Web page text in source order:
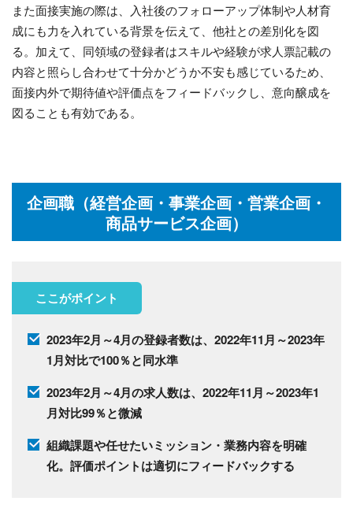
また面接実施の際は、入社後のフォローアップ体制や人材育
成にも力を入れている背景を伝えて、他社との差別化を図
る。加えて、同領域の登録者はスキルや経験が求人票記載の
内容と照らし合わせて十分かどうか不安も感じているため、
面接内外で期待値や評価点をフィードバックし、意向醸成を
図ることも有効である。
企画職（経営企画・事業企画・営業企画・
商品サービス企画）
ここがポイント
2023年2月～4月の登録者数は、2022年11月～2023年
1月対比で100％と同水準
2023年2月～4月の求人数は、2022年11月～2023年1
月対比99％と微減
組織課題や任せたいミッション・業務内容を明確
化。評価ポイントは適切にフィードバックする